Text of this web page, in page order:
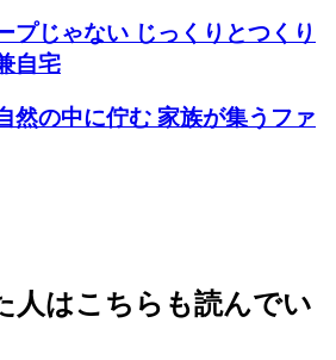
プじゃない じっくりとつくり
自宅
然の中に佇む 家族が集うファ
人はこちらも読んでい